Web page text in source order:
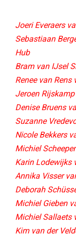
Joeri Everaers
Sebastiaan
Hub
Bram van IJsel
Renee van Rens
Jeroen
Denise Bruens
Suzanne
Nicole Bekkers
Michiel
Karin Lodewijks
Annika Visser
Deborah
Michiel Gieben
Michiel Sallaets
Kim van der